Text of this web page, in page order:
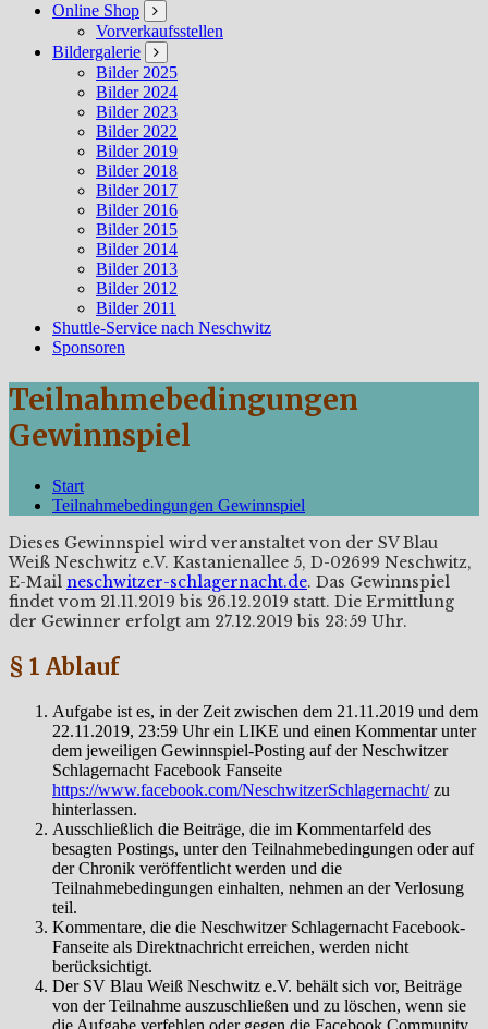
Online Shop
Vorverkaufsstellen
Bildergalerie
Bilder 2025
Bilder 2024
Bilder 2023
Bilder 2022
Bilder 2019
Bilder 2018
Bilder 2017
Bilder 2016
Bilder 2015
Bilder 2014
Bilder 2013
Bilder 2012
Bilder 2011
Shuttle-Service nach Neschwitz
Sponsoren
Teilnahmebedingungen
Gewinnspiel
Start
Teilnahmebedingungen Gewinnspiel
Dieses Gewinnspiel wird veranstaltet von der SV Blau
Weiß Neschwitz e.V. Kastanienallee 5, D-02699 Neschwitz,
E-Mail neschwitzer-schlagernacht.de. Das Gewinnspiel
findet vom 21.11.2019 bis 26.12.2019 statt. Die Ermittlung
der Gewinner erfolgt am 27.12.2019 bis 23:59 Uhr.
§ 1 Ablauf
Aufgabe ist es, in der Zeit zwischen dem 21.11.2019 und dem
22.11.2019, 23:59 Uhr ein LIKE und einen Kommentar unter
dem jeweiligen Gewinnspiel-Posting auf der Neschwitzer
Schlagernacht Facebook Fanseite
https://www.facebook.com/NeschwitzerSchlagernacht/zu
hinterlassen.
Ausschließlich die Beiträge, die im Kommentarfeld des
besagten Postings, unter den Teilnahmebedingungen oder auf
der Chronik veröffentlicht werden und die
Teilnahmebedingungen einhalten, nehmen an der Verlosung
teil.
Kommentare, die die Neschwitzer Schlagernacht Facebook-
Fanseite als Direktnachricht erreichen, werden nicht
berücksichtigt.
Der SV Blau Weiß Neschwitz e.V. behält sich vor, Beiträge
von der Teilnahme auszuschließen und zu löschen, wenn sie